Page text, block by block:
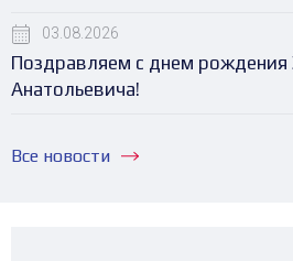
03.08.2026
Поздравляем с днем рождения
Анатольевича!
Все новости